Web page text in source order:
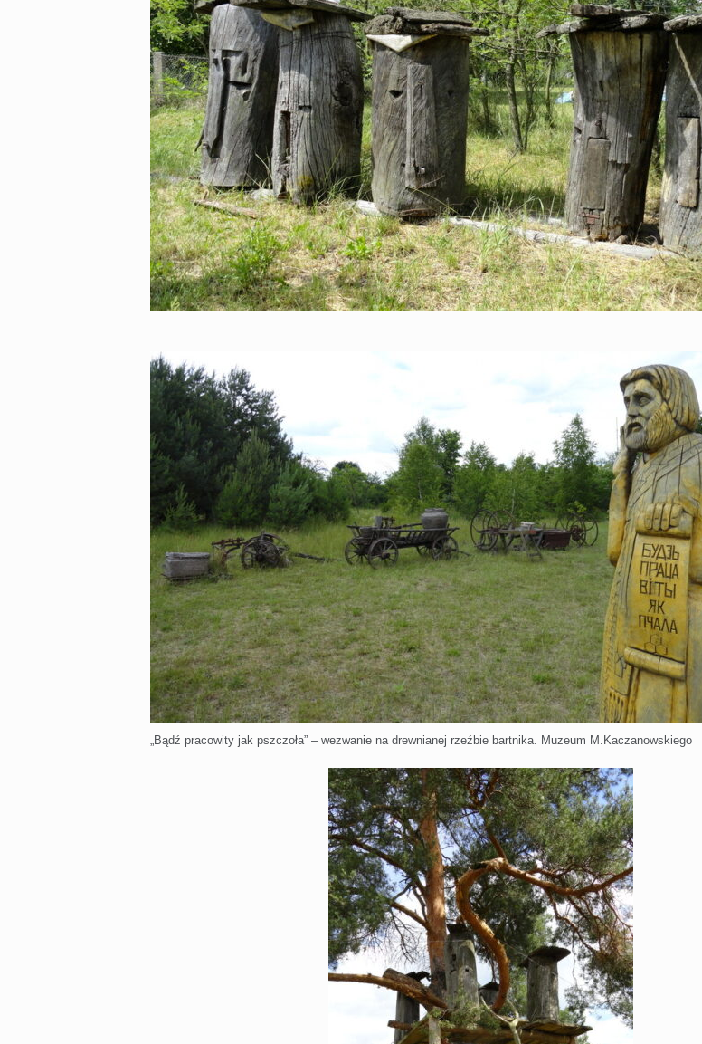
„Bądź pracowity jak pszczoła” – wezwanie na drewnianej rzeźbie bartnika. Muzeum M.Kaczanowskiego